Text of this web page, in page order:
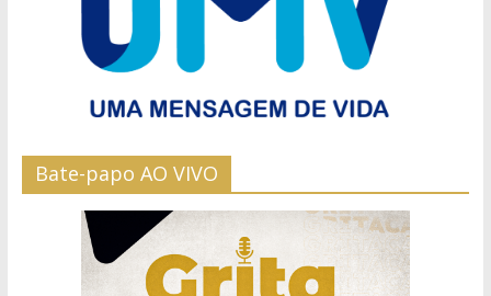
Bate-papo AO VIVO